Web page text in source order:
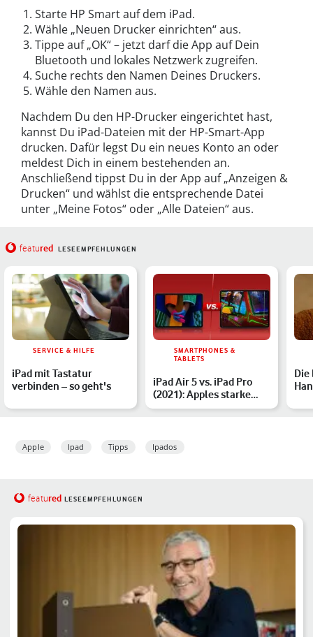
Starte HP Smart auf dem iPad.
Wähle „Neuen Drucker einrichten“ aus.
Tippe auf „OK“ – jetzt darf die App auf Dein
Bluetooth und lokales Netzwerk zugreifen.
Suche rechts den Namen Deines Druckers.
Wähle den Namen aus.
Nachdem Du den HP-Drucker eingerichtet hast,
kannst Du iPad-Dateien mit der HP-Smart-App
drucken. Dafür legst Du ein neues Konto an oder
meldest Dich in einem bestehenden an.
Anschließend tippst Du in der App auf „Anzeigen &
Drucken“ und wählst die entsprechende Datei
unter „Meine Fotos“ oder „Alle Dateien“ aus.
featured LESEEMPFEHLUNGEN
SERVICE & HILFE
iPad mit Tastatur
verbinden – so geht's
SMARTPHONES &
TABLETS
iPad Air 5 vs. iPad Pro
(2021): Apples starke
Tablets im Vergleic…
Die
Apple Ipad Tipps Ipados
featured LESEEMPFEHLUNGEN